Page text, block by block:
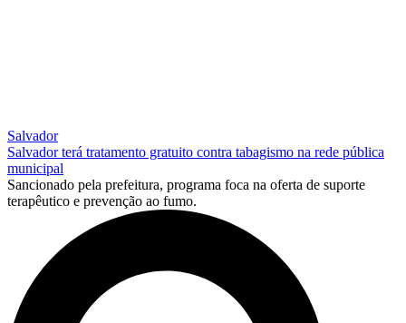
Salvador
Salvador terá tratamento gratuito contra tabagismo na rede pública
municipal
Sancionado pela prefeitura, programa foca na oferta de suporte
terapêutico e prevenção ao fumo.